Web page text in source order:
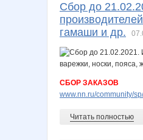
Сбор до
гамаши и др.
СБОР ЗАКАЗОВ
www.nn.ru/community/
Читать полностью